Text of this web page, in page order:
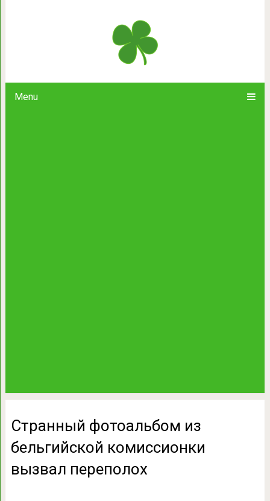
Menu
Странный фотоальбом из
Странный фотоальбом из
бельгийской комиссионки
вызвал переполох